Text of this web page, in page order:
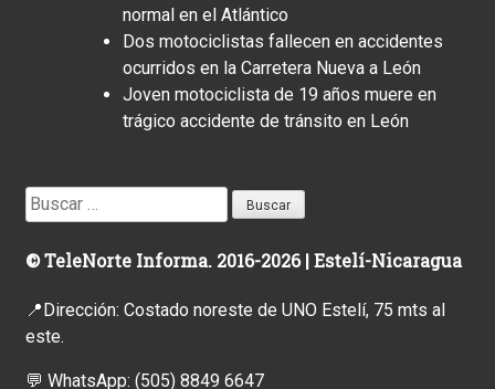
normal en el Atlántico
Dos motociclistas fallecen en accidentes
ocurridos en la Carretera Nueva a León
Joven motociclista de 19 años muere en
trágico accidente de tránsito en León
Buscar:
© TeleNorte Informa. 2016-2026 | Estelí-Nicaragua
📍Dirección: Costado noreste de UNO Estelí, 75 mts al
este.
💬 WhatsApp: (505) 8849 6647